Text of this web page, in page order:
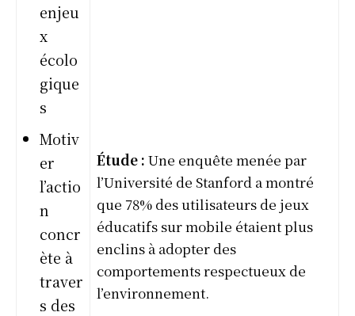
enjeu
x
écolo
gique
s
Motiv
er
l’actio
n
concr
ète à
traver
s des
Étude : Une enquête menée par
l’Université de Stanford a montré
que 78% des utilisateurs de jeux
éducatifs sur mobile étaient plus
enclins à adopter des
comportements respectueux de
l’environnement.